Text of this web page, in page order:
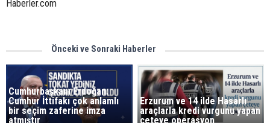
Haberler.com
Önceki ve Sonraki Haberler
Cumhurbaşkanı Erdoğan:
Cumhur İttifakı çok anlamlı
bir seçim zaferine imza
atmıştır
Erzurum ve 14 ilde Hasarlı
araçlarla kredi vurgunu yapan
çeteye operasyon